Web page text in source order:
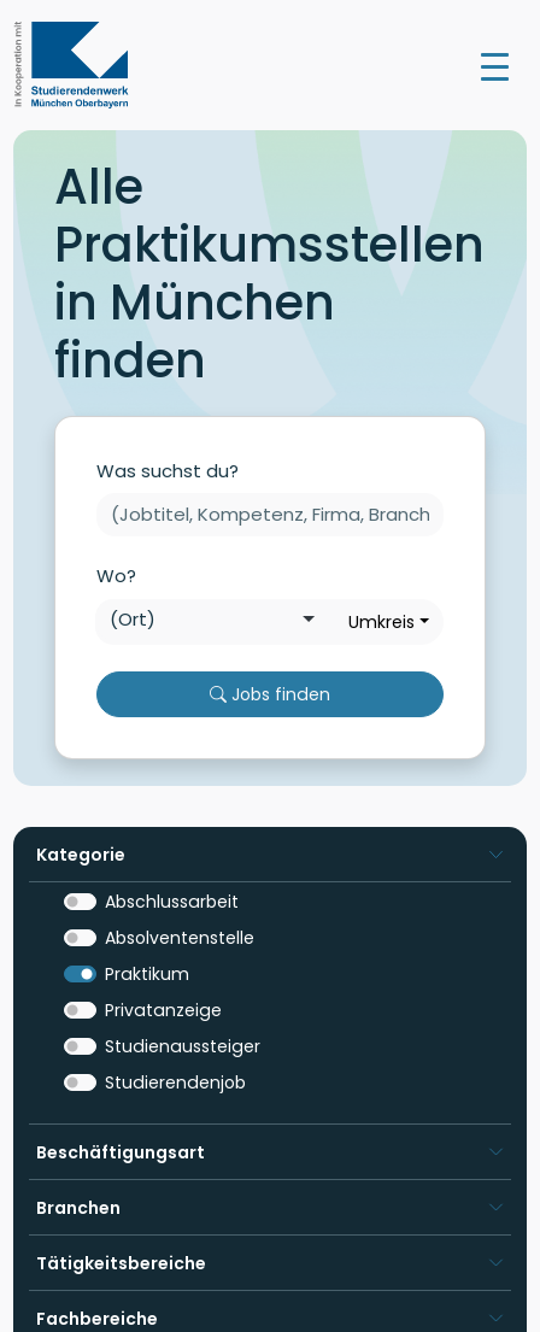
Alle
Praktikumsstellen
in München
finden
Was suchst du?
Wo?
Umkreis
Jobs finden
Kategorie
Abschlussarbeit
Absolventenstelle
Praktikum
Privatanzeige
Studienaussteiger
Studierendenjob
Beschäftigungsart
Branchen
Tätigkeitsbereiche
Fachbereiche